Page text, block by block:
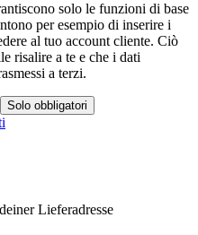
solo le funzioni di base
per esempio di inserire i
al tuo account cliente. Ciò
risalire a te e che i dati
a terzi.
Solo obbligatori
Lieferadresse